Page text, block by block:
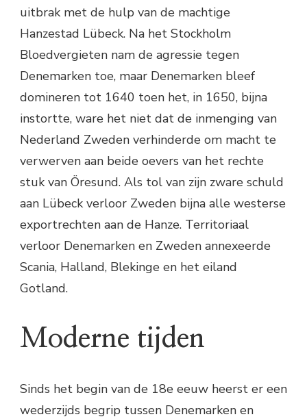
uitbrak met de hulp van de machtige
Hanzestad Lübeck. Na het Stockholm
Bloedvergieten nam de agressie tegen
Denemarken toe, maar Denemarken bleef
domineren tot 1640 toen het, in 1650, bijna
instortte, ware het niet dat de inmenging van
Nederland Zweden verhinderde om macht te
verwerven aan beide oevers van het rechte
stuk van Öresund. Als tol van zijn zware schuld
aan Lübeck verloor Zweden bijna alle westerse
exportrechten aan de Hanze. Territoriaal
verloor Denemarken en Zweden annexeerde
Scania, Halland, Blekinge en het eiland
Gotland.
Moderne tijden
Sinds het begin van de 18e eeuw heerst er een
wederzijds begrip tussen Denemarken en